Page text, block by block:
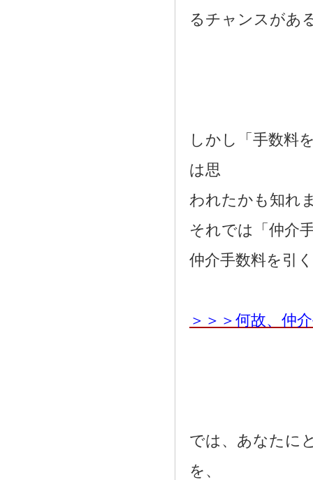
るチャンスがあ
しかし「手数料
は思
われたかも知れ
それでは「仲介
仲介手数料を引
＞＞＞何故、仲
では、あなたに
を、